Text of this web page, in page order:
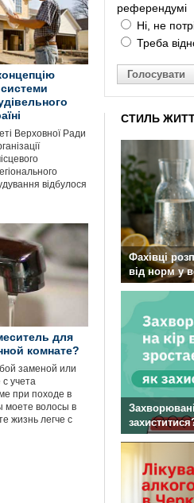
Верховної Ради
відбулося
для
комнате?
заменой или
учета
при походе в
моете волосы в
жизнь легче с
референдумі
Ні, не
Треба
Голосувати
СТИЛЬ
Фахівці
від норм у